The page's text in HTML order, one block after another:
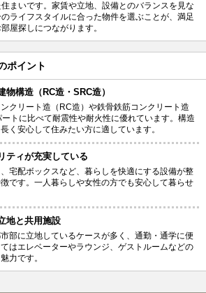
まいです。家賃や立地、設備とのバランスを見な
ライフスタイルに合った物件を選ぶことが、満足
屋探しにつながります。
ポイント
物構造（RC造・SRC造）
クリート造（RC造）や鉄骨鉄筋コンクリート造
ートに比べて耐震性や耐火性に優れています。構造
く安心して住みたい方に適しています。
ティが充実している
宅配ボックスなど、暮らしを快適にする設備が整
です。一人暮らしや女性の方でも安心して暮らせ
地と共用施設
部に立地しているケースが多く、通勤・通学に便
はエレベーターやラウンジ、ゲストルームなどの
力です。